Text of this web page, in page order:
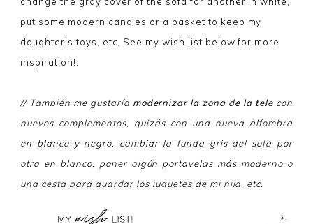
put some modern candles or a basket to keep my
daughter's toys, etc. See my wish list below for more
inspiration!.
// También me gustaría modernizar la zona de la telecon
nuevos complementos, quizás con una nueva alfombra
en blanco y negro, cambiar la funda gris del sofá por
otra en blanco, poner algún portavelas más moderno o
una cesta para guardar los juguetes de mi hija, etc.